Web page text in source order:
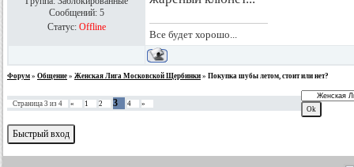
Сообщений: 5
Статус: Offline
Все будет хорошо...
Форум » Общение » Женская Лига Московской Щербинки » Покупка шубы летом, стоит или нет?
Страница 3 из 4 « 1 2 3 4 »